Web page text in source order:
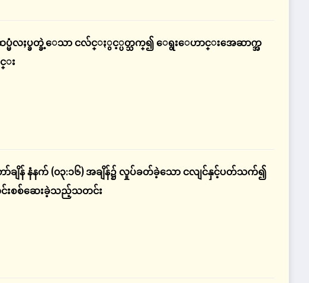
မံလႈပ္ခတ္ခဲ့ေသာ ငလ်င္ႏွင့္ပတ္သက္၍ ေရွးေဟာင္းအေဆာက္အ
း
ော်ချိန် နံနက် (၀၃:၁၆) အချိန်၌ လှုပ်ခတ်ခဲ့သော ငလျင်နှင့်ပတ်သက်၍
င်းစစ်ဆေးခဲ့သည့်သတင်း